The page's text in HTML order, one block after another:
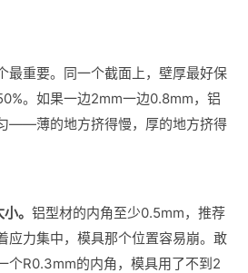
最重要。同一个截面上，壁厚最好保
。如果一边2mm一边0.8mm，铝
——薄的地方挤得慢，厚的地方挤得
。 铝型材的内角至少0.5mm，推荐
应力集中，模具那个位置容易崩。敢
R0.3mm的内角，模具用了不到2